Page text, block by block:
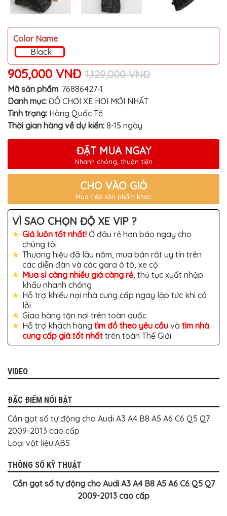
HYUNDAI
FORD
MITSUBISHI
BMW
VOLVO
SUZUKI
PORSCHE
AUDI
PEUGEOT
VINFAST
ĐỒ
CHƠI
TÔ
ĐỒ
CHƠI
XE
HƠI
MỚI
NHẤT
ĐỒ
HƠI
CAO
ĐỒ
CHƠI
XE
MÁY
DÁN
DECAL
TÔ
ISUZU
Color Name
Black
905,000 VNĐ 1,129,000 VNĐ
Mã sản phẩm: 76886427-1
Danh mục: ĐỒ CHƠI XE HƠI MỚI NHẤT
Tình trạng: Hàng Quốc Tế
Thời gian hàng về dự kiến: 8-15 ngày
ĐẶT MUA NGAY
Nhanh chóng, thuận tiện
CHO VÀO GIỎ
Mua tiếp sản phẩm khác
VÌ SAO CHỌN ĐỘ XE VIP ?
Giá luôn tốt nhất! Ở đâu rẻ hơn báo ngay cho
chúng tôi
Thương hiệu đã lâu năm, mua bán rất uy tín trên
các diễn đàn và các gara ô tô, xe cộ
Mua sỉ càng nhiều giá càng rẻ, thủ tục xuất nhập
khẩu nhanh chóng
Hỗ trợ khiếu nại nhà cung cấp ngay lập tức khi có
lỗi
Giao hàng tận nơi trên toàn quốc
Hỗ trợ khách hàng tìm đồ theo yêu cầu và tìm nhà
cung cấp giá tốt nhất trên toàn Thế Giới
VIDEO
ĐẶC ĐIỂM NỔI BẬT
Cần gạt số tự động cho Audi A3 A4 B8 A5 A6 C6 Q5 Q7
2009-2013 cao cấp
Loại vật liệu:ABS
THÔNG SỐ KỸ THUẬT
Cần gạt số tự động cho Audi A3 A4 B8 A5 A6 C6 Q5 Q7
2009-2013 cao cấp